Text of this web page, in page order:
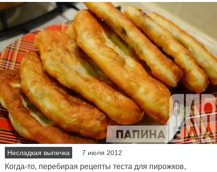
Несладкая выпечка 7 июля 2012
Когда-то, перебирая рецепты теста для пирожков,